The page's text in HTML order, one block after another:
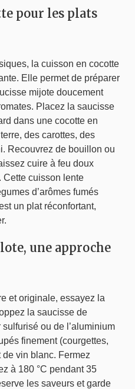
pour les plats
la cuisson en cocotte
Elle permet de préparer
mijote doucement
Placez la saucisse
dans une cocotte en
des carottes, des
Recouvrez de bouillon ou
cuire à feu doux
Cette cuisson lente
d’arômes fumés
un plat réconfortant,
une approche
et originale, essayez la
la saucisse de
ou de l’aluminium
finement (courgettes,
vin blanc. Fermez
à 180 °C pendant 35
les saveurs et garde